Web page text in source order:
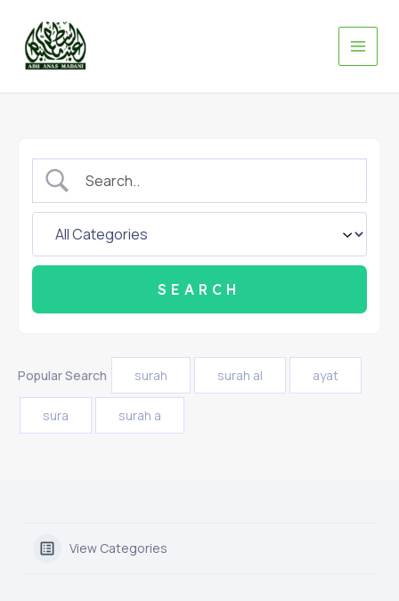
content
Popular Search surah surah al ayat
sura surah a
View Categories